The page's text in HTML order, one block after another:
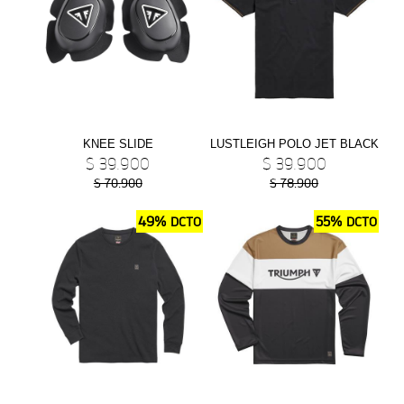
NEW TIGER SPORT 800 TOURING
Precio desde $13.690.000
TIGER 900 GT
Precio desde $15.390.000
TIGER 900 GT PRO
Precio desde $16.390.000
TIGER 900 ALPINE EDITION
KNEE SLIDE
$ 39.900
$ 70.900
LUSTLEIGH POLO JET BLACK
$ 39.900
$ 78.900
49% DCTO 55% DCTO